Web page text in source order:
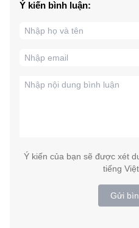
Ý kiến bình luận:
Ý kiến của bạn sẽ được xét
tiếng
Gửi